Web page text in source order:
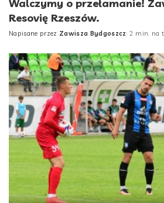
Walczymy o przełamanie!
Resovię Rzeszów.
Posted
Napisane przez Zawisza Bydgoszcz 2 min. na